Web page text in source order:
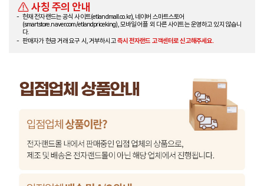
사칭 주의 안내
현재 전자랜드는 공식 사이트(etlandmall.co.kr), 네이버 스마트스토어
(smartstore.naver.com/etlandpriceking), 모바일 어플 외 다른 사이트는 운영하고 있지 않습니
다.
판매자가 현금 거래 요구 시, 거부하시고즉시 전자랜드 고객센터로 신고해주세요.